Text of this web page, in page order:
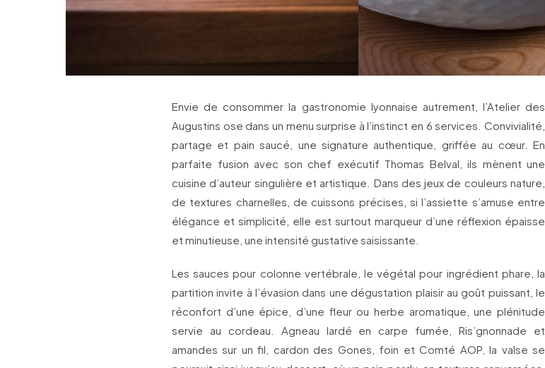
Envie de consommer la gastronomie lyonnaise autrement, l’Atelier des
Augustins ose dans un menu surprise à l’instinct en 6 services. Convivialité,
partage et pain saucé, une signature authentique, griffée au cœur. En
parfaite fusion avec son chef exécutif Thomas Belval, ils mènent une
cuisine d’auteur singulière et artistique. Dans des jeux de couleurs nature,
de textures charnelles, de cuissons précises, si l’assiette s’amuse entre
élégance et simplicité, elle est surtout marqueur d’une réflexion épaisse
et minutieuse, une intensité gustative saisissante.
Les sauces pour colonne vertébrale, le végétal pour ingrédient phare, la
partition invite à l’évasion dans une dégustation plaisir au goût puissant, le
réconfort d’une épice, d’une fleur ou herbe aromatique, une plénitude
servie au cordeau. Agneau lardé en carpe fumée, Ris’gnonnade et
amandes sur un fil, cardon des Gones, foin et Comté AOP, la valse se